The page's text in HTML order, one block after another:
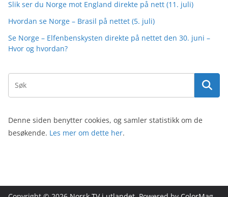
Slik ser du Norge mot England direkte på nett (11. juli)
Hvordan se Norge – Brasil på nettet (5. juli)
Se Norge – Elfenbenskysten direkte på nettet den 30. juni –
Hvor og hvordan?
Denne siden benytter cookies, og samler statistikk om de
besøkende. Les mer om dette her.